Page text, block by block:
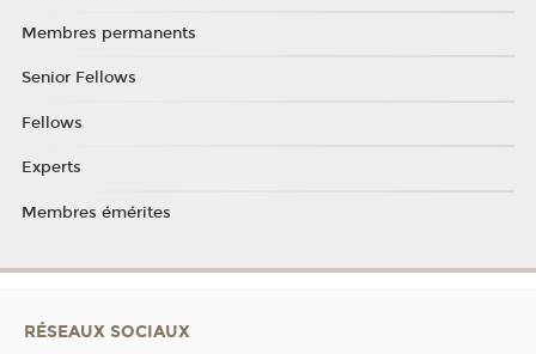
Membres permanents
Senior Fellows
Fellows
Experts
Membres émérites
RÉSEAUX SOCIAUX